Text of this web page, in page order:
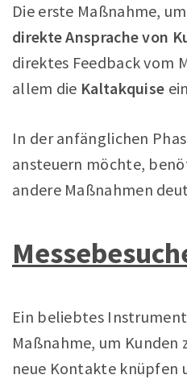
Die erste Maßnahme,
direkte Ansprache von
direktes Feedback vom
allem die Kaltakquise
In der anfänglichen
ansteuern möchte,
andere Maßnahmen
Ein beliebtes
Maßnahme, um Kunden
neue Kontakte knüpfen